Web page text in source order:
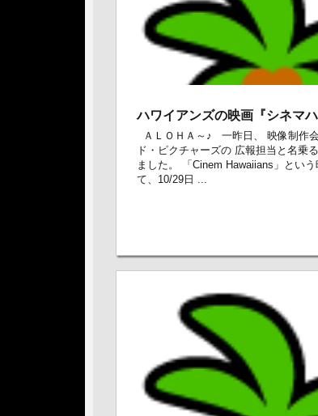
ハワイアンズの映画『シネマハ
ＡＬＯＨＡ～♪ 一昨日、 映像制作
ド・ピクチャーズの 広報担当と名乗
ました。 「Cinem Hawaiians」とい
て、10/29日 ...